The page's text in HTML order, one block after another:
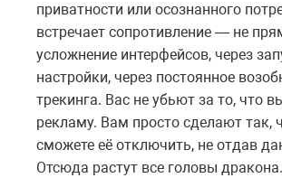
приватности или осознанного
встречает сопротивление — не
усложнение интерфейсов, через
настройки, через постоянное
трекинга. Вас не убьют за то, что
рекламу. Вам просто сделают так,
сможете её отключить, не отдав
Отсюда растут все головы дракона.